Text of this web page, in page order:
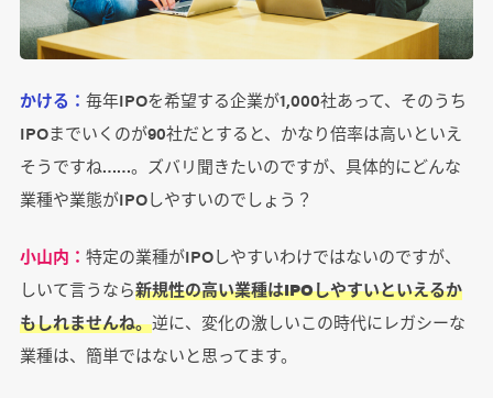
かける： 毎年IPOを希望する企業が1,000社あって、そのうち
IPOまでいくのが90社だとすると、かなり倍率は高いといえ
そうですね……。ズバリ聞きたいのですが、具体的にどんな
業種や業態がIPOしやすいのでしょう？
小山内： 特定の業種がIPOしやすいわけではないのですが、
しいて言うなら新規性の高い業種はIPOしやすいといえるか
もしれませんね。逆に、変化の激しいこの時代にレガシーな
業種は、簡単ではないと思ってます。